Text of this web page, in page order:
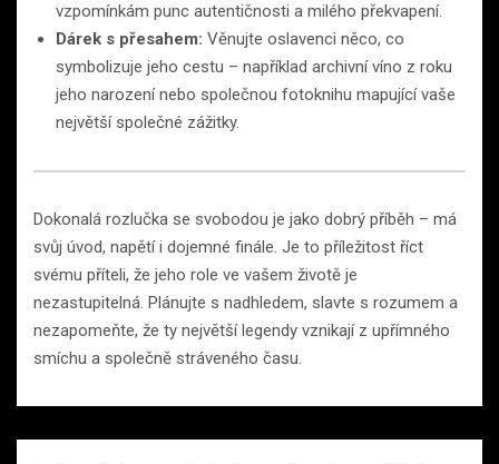
vzpomínkám punc autentičnosti a milého překvapení.
Dárek s přesahem: Věnujte oslavenci něco, co
symbolizuje jeho cestu – například archivní víno z roku
jeho narození nebo společnou fotoknihu mapující vaše
největší společné zážitky.
Dokonalá rozlučka se svobodou je jako dobrý příběh – má
svůj úvod, napětí i dojemné finále. Je to příležitost říct
svému příteli, že jeho role ve vašem životě je
nezastupitelná. Plánujte s nadhledem, slavte s rozumem a
nezapomeňte, že ty největší legendy vznikají z upřímného
smíchu a společně stráveného času.